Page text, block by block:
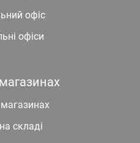
офіс
офіси
складі